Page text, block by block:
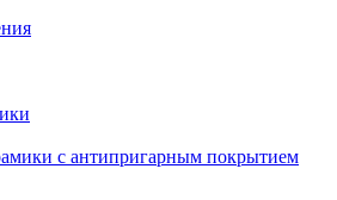
с антипригарным покрытием